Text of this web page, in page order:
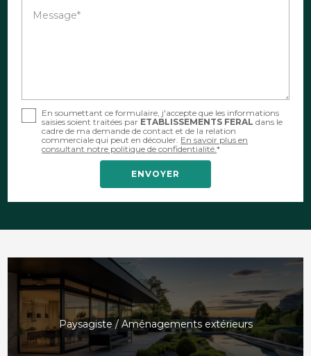
Message*
En soumettant ce formulaire, j'accepte que les informations
saisies soient traitées par ETABLISSEMENTS FERAL dans le
cadre de ma demande de contact et de la relation
commerciale qui peut en découler. En savoir plus en
consultant notre politique de confidentialité.*
Paysagiste / Aménagements extérieurs